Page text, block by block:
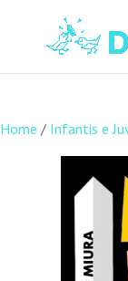
Home / Infantis e